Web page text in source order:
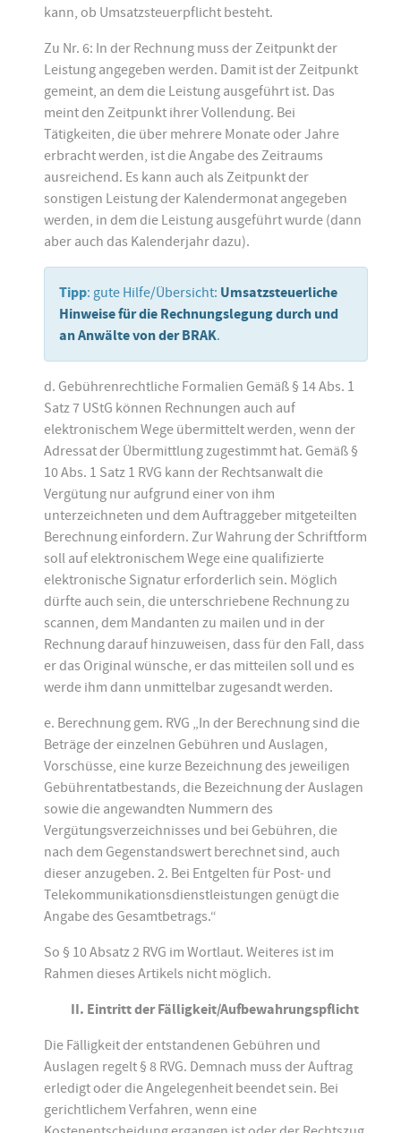
kann, ob Umsatzsteuerpflicht besteht.
Zu Nr. 6: In der Rechnung muss der Zeitpunkt der
Leistung angegeben werden. Damit ist der Zeitpunkt
gemeint, an dem die Leistung ausgeführt ist. Das
meint den Zeitpunkt ihrer Vollendung. Bei
Tätigkeiten, die über mehrere Monate oder Jahre
erbracht werden, ist die Angabe des Zeitraums
ausreichend. Es kann auch als Zeitpunkt der
sonstigen Leistung der Kalendermonat angegeben
werden, in dem die Leistung ausgeführt wurde (dann
aber auch das Kalenderjahr dazu).
Tipp: gute Hilfe/Übersicht: Umsatzsteuerliche
Hinweise für die Rechnungslegung durch und
an Anwälte von der BRAK.
d. Gebührenrechtliche Formalien Gemäß § 14 Abs. 1
Satz 7 UStG können Rechnungen auch auf
elektronischem Wege übermittelt werden, wenn der
Adressat der Übermittlung zugestimmt hat. Gemäß §
10 Abs. 1 Satz 1 RVG kann der Rechtsanwalt die
Vergütung nur aufgrund einer von ihm
unterzeichneten und dem Auftraggeber mitgeteilten
Berechnung einfordern. Zur Wahrung der Schriftform
soll auf elektronischem Wege eine qualifizierte
elektronische Signatur erforderlich sein. Möglich
dürfte auch sein, die unterschriebene Rechnung zu
scannen, dem Mandanten zu mailen und in der
Rechnung darauf hinzuweisen, dass für den Fall, dass
er das Original wünsche, er das mitteilen soll und es
werde ihm dann unmittelbar zugesandt werden.
e. Berechnung gem. RVG „In der Berechnung sind die
Beträge der einzelnen Gebühren und Auslagen,
Vorschüsse, eine kurze Bezeichnung des jeweiligen
Gebührentatbestands, die Bezeichnung der Auslagen
sowie die angewandten Nummern des
Vergütungsverzeichnisses und bei Gebühren, die
nach dem Gegenstandswert berechnet sind, auch
dieser anzugeben. 2. Bei Entgelten für Post- und
Telekommunikationsdienstleistungen genügt die
Angabe des Gesamtbetrags.“
So § 10 Absatz 2 RVG im Wortlaut. Weiteres ist im
Rahmen dieses Artikels nicht möglich.
II. Eintritt der Fälligkeit/Aufbewahrungspflicht
Die Fälligkeit der entstandenen Gebühren und
Auslagen regelt § 8 RVG. Demnach muss der Auftrag
erledigt oder die Angelegenheit beendet sein. Bei
gerichtlichem Verfahren, wenn eine